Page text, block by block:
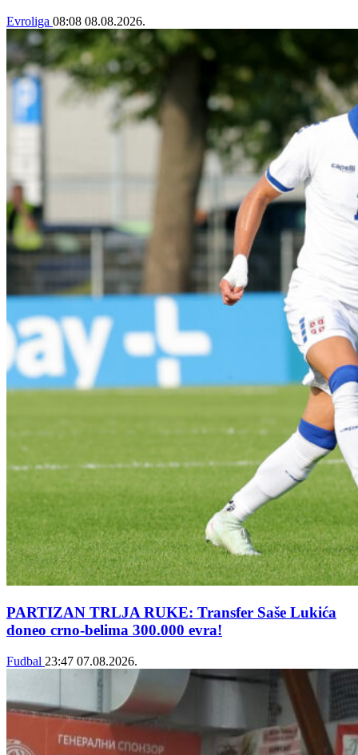
Evroliga 08:08 08.08.2026.
PARTIZAN TRLJA RUKE: Transfer Saše Lukića
doneo crno-belima 300.000 evra!
Fudbal 23:47 07.08.2026.